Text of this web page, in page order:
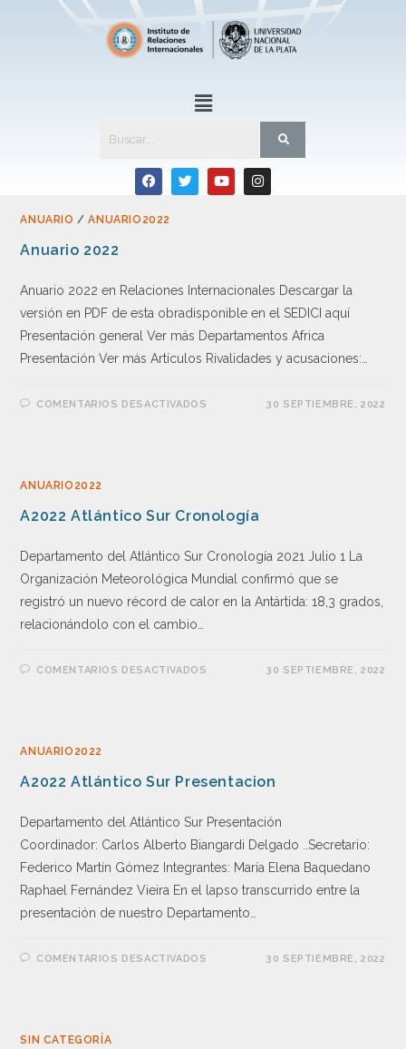
ANUARIO /ANUARIO2022
Anuario 2022
Anuario 2022 en Relaciones Internacionales Descargar la
versión en PDF de esta obradisponible en el SEDICI aquí
Presentación general Ver más Departamentos Africa
Presentación Ver más Artículos Rivalidades y acusaciones:…
COMENTARIOS DESACTIVADOS 30 SEPTIEMBRE, 2022
ANUARIO2022
A2022 Atlántico Sur Cronología
Departamento del Atlántico Sur Cronología 2021 Julio 1 La
Organización Meteorológica Mundial confirmó que se
registró un nuevo récord de calor en la Antártida: 18,3 grados,
relacionándolo con el cambio…
COMENTARIOS DESACTIVADOS 30 SEPTIEMBRE, 2022
ANUARIO2022
A2022 Atlántico Sur Presentacion
Departamento del Atlántico Sur Presentación
Coordinador: Carlos Alberto Biangardi Delgado ..Secretario:
Federico Martín Gómez Integrantes: María Elena Baquedano
Raphael Fernández Vieira En el lapso transcurrido entre la
presentación de nuestro Departamento…
COMENTARIOS DESACTIVADOS 30 SEPTIEMBRE, 2022
SIN CATEGORÍA